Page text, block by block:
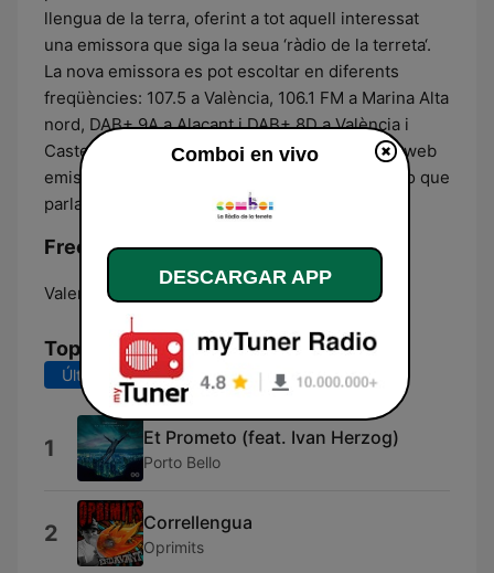
llengua de la terra, oferint a tot aquell interessat
una emissora que siga la seua ‘ràdio de la terreta‘.
La nova emissora es pot escoltar en diferents
freqüències: 107.5 a València, 106.1 FM a Marina Alta
nord, DAB+ 9A a Alacant i DAB+ 8D a València i
Castelló, i també en línia a través de la pàgina web
emisorasmusicales.net Escolta Comboi, la ràdio que
parla com tu.
Frecuencias Comboi:
Valencia:
Top Canciones
Últimos 7 días Últimos 30 días
1 Et Prometo (feat. Ivan Herzog)
Porto Bello
2 Correllengua
Oprimits
Comboi en vivo
DESCARGAR APP